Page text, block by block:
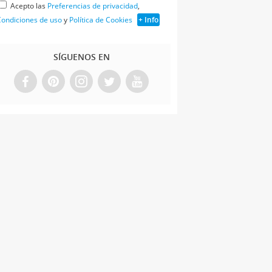
Acepto las Preferencias de privacidad,
de usoy Política de Cookies + Info
SÍGUENOS EN